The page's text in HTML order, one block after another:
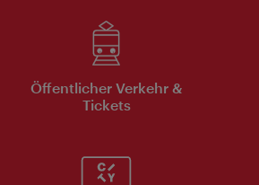
Öffentlicher Verkehr &
Tickets